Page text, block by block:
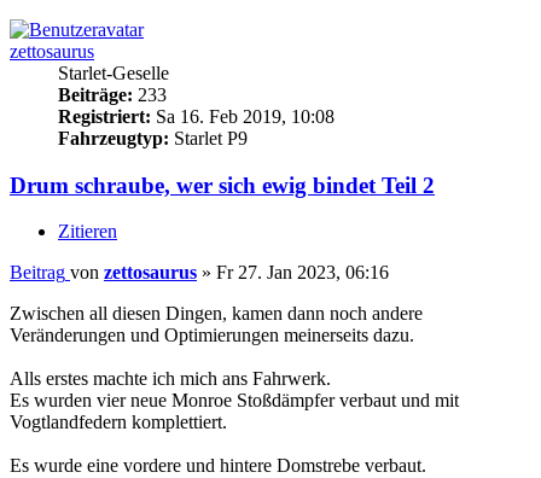
zettosaurus
Starlet-Geselle
Beiträge: 233
Registriert: Sa 16. Feb 2019, 10:08
Fahrzeugtyp: Starlet P9
Drum schraube, wer sich ewig bindet Teil 2
Zitieren
Beitrag von zettosaurus » Fr 27. Jan 2023, 06:16
Zwischen all diesen Dingen, kamen dann noch andere
Veränderungen und Optimierungen meinerseits dazu.
Alls erstes machte ich mich ans Fahrwerk.
Es wurden vier neue Monroe Stoßdämpfer verbaut und mit
Vogtlandfedern komplettiert.
Es wurde eine vordere und hintere Domstrebe verbaut.